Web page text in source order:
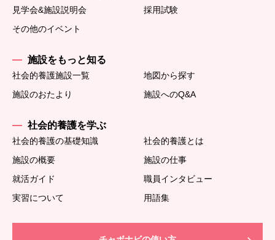
見学会&施設説明会
採用試験
その他のイベント
施設をもっと知る
社会的養護施設一覧
地図から探す
施設のおたより
施設へのQ&A
社会的養護を学ぶ
社会的養護の基礎知識
社会的養護とは
施設の概要
施設の仕事
就活ガイド
職員インタビュー
実習について
用語集